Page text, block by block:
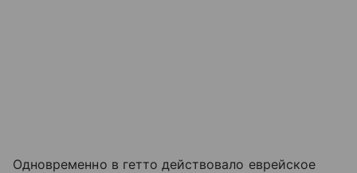
Одновременно в гетто действовало еврейское